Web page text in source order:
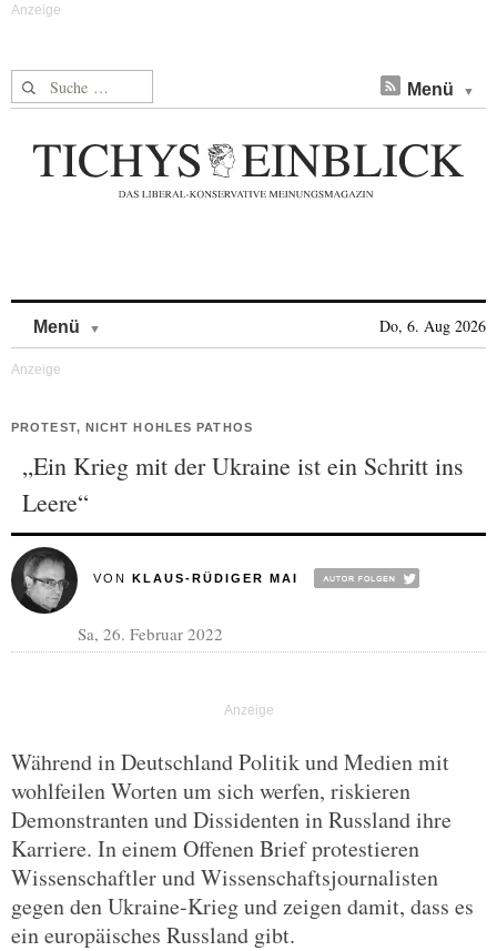
Suche nach: Menü
Menü Do, 6. Aug 2026
PROTEST, NICHT HOHLES PATHOS
„Ein Krieg mit der Ukraine ist ein Schritt ins
Leere“
VON KLAUS-RÜDIGER MAI
Sa, 26. Februar 2022
Während in Deutschland Politik und Medien mit
wohlfeilen Worten um sich werfen, riskieren
Demonstranten und Dissidenten in Russland ihre
Karriere. In einem Offenen Brief protestieren
Wissenschaftler und Wissenschaftsjournalisten
gegen den Ukraine-Krieg und zeigen damit, dass es
ein europäisches Russland gibt.